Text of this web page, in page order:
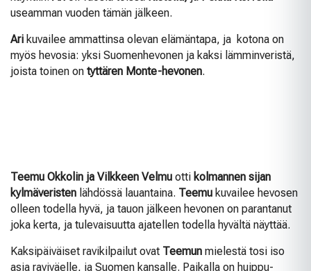
useamman vuoden tämän jälkeen.
Ari kuvailee ammattinsa olevan elämäntapa, ja kotona on
myös hevosia: yksi Suomenhevonen ja kaksi lämminveristä,
joista toinen on tyttären Monte-hevonen.
Teemu Okkolin ja Vilkkeen Velmu otti kolmannen sijan
kylmäveristen lähdössä lauantaina. Teemu kuvailee hevosen
olleen todella hyvä, ja tauon jälkeen hevonen on parantanut
joka kerta, ja tulevaisuutta ajatellen todella hyvältä näyttää.
Kaksipäiväiset ravikilpailut ovat Teemun mielestä tosi iso
asia raviväelle, ja Suomen kansalle. Paikalla on huippu-